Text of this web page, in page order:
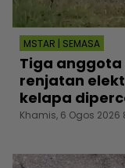
MSTAR | SEMASA
Tiga
renjatan
kelapa
Khamis, 6 Ogos 2026